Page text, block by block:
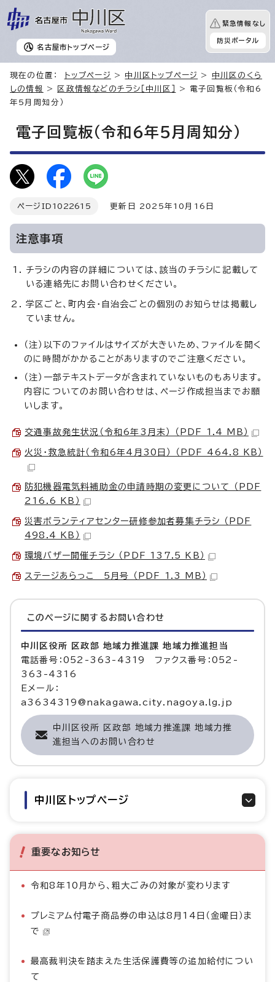
名古屋市 トップページ
緊急情報なし
防災ポータル
現在の位置： トップページ > 中川区トップページ > 中川区のくら
しの情報
> 区政情報などのチラシ［中川区］
> 電子回覧板（令和6
年5月周知分）
電子回覧板（令和6年5月周知分）
ページID 1022615 更新日 2025年10月16日
注意事項
チラシの内容の詳細については、該当のチラシに記載して
いる連絡先にお問い合わせください。
学区ごと、町内会・自治会ごとの個別のお知らせは掲載し
ていません。
（注）以下のファイルはサイズが大きいため、ファイルを開く
のに時間がかかることがありますのでご注意ください。
（注）一部テキストデータが含まれていないものもあります。
内容についてのお問い合わせは、ページ作成担当までお願
いします。
交通事故発生状況（令和6年3月末） （PDF 1.4 MB）
火災・救急統計（令和6年4月30日） （PDF 464.8 KB）
防犯機器電気料補助金の申請時期の変更について （PDF
216.6 KB）
災害ボランティアセンター研修参加者募集チラシ （PDF
498.4 KB）
環境バザー開催チラシ （PDF 137.5 KB）
ステージあらっこ 5月号 （PDF 1.3 MB）
このページに関する お問い合わせ
中川区役所 区政部 地域力推進課 地域力推進担当
電話番号：052-363-4319 ファクス番号：052-
363-4316
Eメール：
a3634319@nakagawa.city.nagoya.lg.jp
中川区役所 区政部 地域力推進課 地域力推
進担当へのお問い合わせ
中川区トップページ
重要なお知らせ
令和8年10月から、粗大ごみの対象が変わります
プレミアム付電子商品券の申込は8月14日（金曜日）ま
で
最高裁判決を踏まえた生活保護費等の追加給付につい
て